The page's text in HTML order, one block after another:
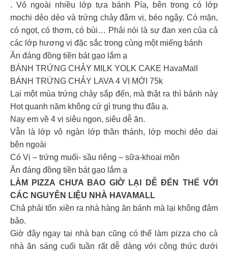
. Vỏ ngoài nhiều lớp tựa bánh Pía, bên trong có lớp
mochi dẻo dẻo và trứng chảy đậm vị, béo ngậy. Có mặn,
có ngọt, có thơm, có bùi… Phải nói là sự đan xen của cả
các lớp hương vị đặc sắc trong cùng một miếng bánh
Ăn đáng đồng tiền bát gạo lắm ạ
BÁNH TRỨNG CHẢY MILK YOLK CAKE HavaMall
BÁNH TRỨNG CHẢY LAVA 4 VỊ MỚI 75k
Lại một mùa trứng chảy sắp đến, mà thật ra thì bánh này
Hot quanh năm không cứ gì trung thu đâu ạ.
Nay em về 4 vị siêu ngon, siêu dễ ăn.
Vẫn là lớp vỏ ngàn lớp thần thánh, lớp mochi dẻo dai
bên ngoài
Có Vị – trứng muối- sầu riêng – sữa-khoai môn
Ăn đáng đồng tiền bát gạo lắm ạ
LÀM PIZZA CHƯA BAO GIỜ LẠI DỄ ĐẾN THẾ VỚI
CÁC NGUYÊN LIỆU NHÀ HAVAMALL
Chả phải tốn xiền ra nhà hàng ăn bánh mà lại không đảm
bảo.
Giờ đây ngay tại nhà bạn cũng có thể làm pizza cho cả
nhà ăn sáng cuối tuần rất dễ dàng với công thức dưới